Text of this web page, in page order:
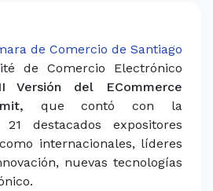
de Comercio de Santiago
de Comercio Electrónico
Versión del
ECommerce
que contó con la
destacados expositores
internacionales, líderes
nuevas tecnologías